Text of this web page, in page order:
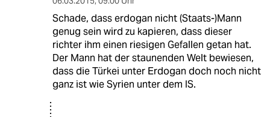
Schade, dass erdogan nicht (Staats-)Mann
genug sein wird zu kapieren, dass dieser
richter ihm einen riesigen Gefallen getan hat.
Der Mann hat der staunenden Welt bewiesen,
dass die Türkei unter Erdogan doch noch nicht
ganz ist wie Syrien unter dem IS.